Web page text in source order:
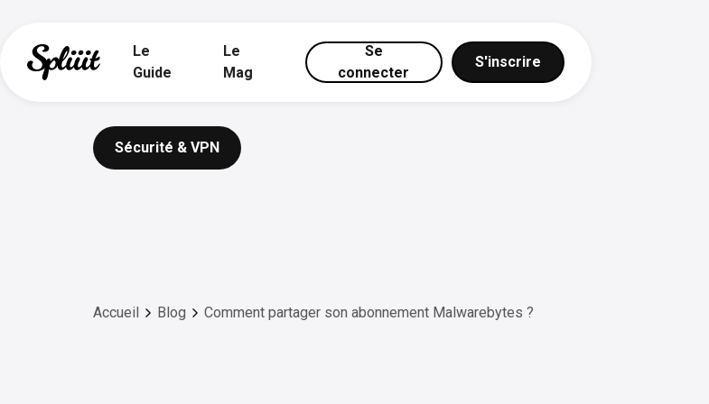
Le
Guide
Le
Mag
Se
connecter
S'inscrire
Sécurité & VPN
Accueil Blog Comment partager son abonnement Malwarebytes ?